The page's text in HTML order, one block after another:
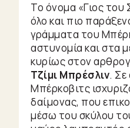
Το όνομα «Γιος
όλο και πιο
γράμματα του
αστυνομία και στα
κυρίως στον
Τζίμι Μπρέσλιν. Σε
Μπέρκοβιτς
δαίμονας, που
μέσω του σκύλου